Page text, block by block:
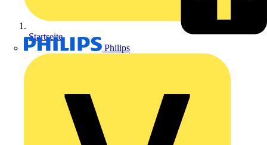
Philips
Startseite